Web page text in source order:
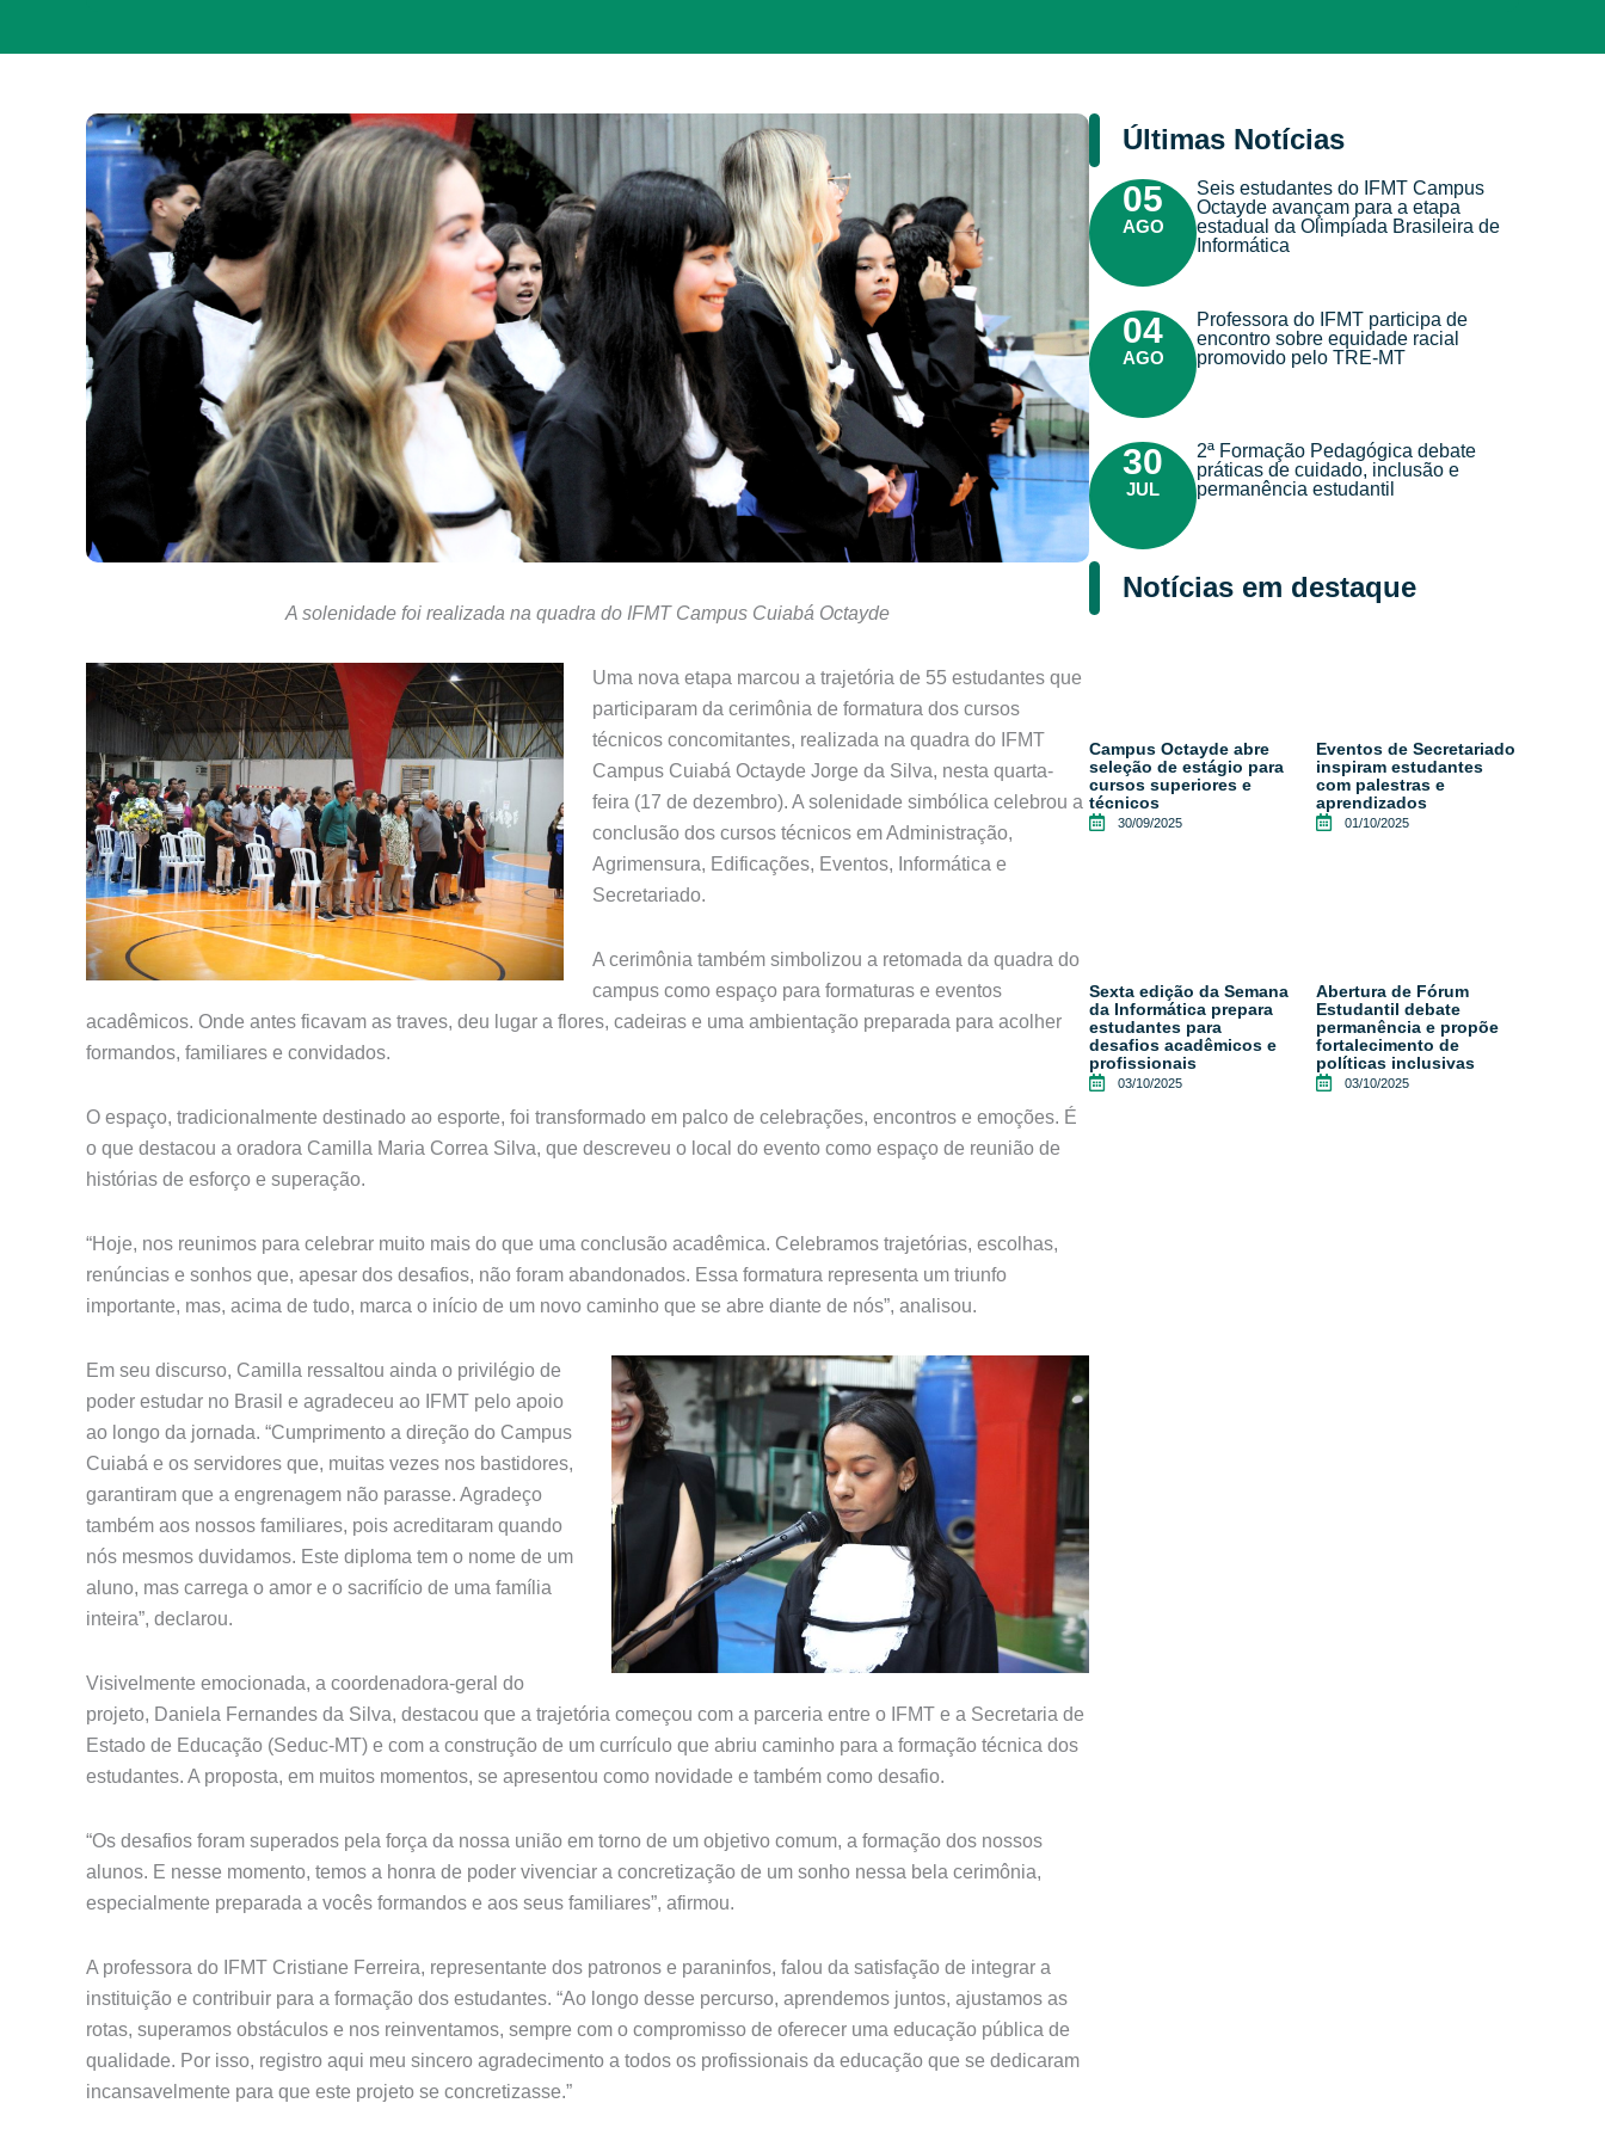
A solenidade foi realizada na quadra do IFMT Campus Cuiabá Octayde
Uma nova etapa marcou a trajetória de 55 estudantes que
participaram da cerimônia de formatura dos cursos
técnicos concomitantes, realizada na quadra do IFMT
Campus Cuiabá Octayde Jorge da Silva, nesta quarta-
feira (17 de dezembro). A solenidade simbólica celebrou a
conclusão dos cursos técnicos em Administração,
Agrimensura, Edificações, Eventos, Informática e
Secretariado.
A cerimônia também simbolizou a retomada da quadra do
campus como espaço para formaturas e eventos
acadêmicos. Onde antes ficavam as traves, deu lugar a flores, cadeiras e uma ambientação preparada para acolher
formandos, familiares e convidados.
O espaço, tradicionalmente destinado ao esporte, foi transformado em palco de celebrações, encontros e emoções. É
o que destacou a oradora Camilla Maria Correa Silva, que descreveu o local do evento como espaço de reunião de
histórias de esforço e superação.
“Hoje, nos reunimos para celebrar muito mais do que uma conclusão acadêmica. Celebramos trajetórias, escolhas,
renúncias e sonhos que, apesar dos desafios, não foram abandonados. Essa formatura representa um triunfo
importante, mas, acima de tudo, marca o início de um novo caminho que se abre diante de nós”, analisou.
Em seu discurso, Camilla ressaltou ainda o privilégio de
poder estudar no Brasil e agradeceu ao IFMT pelo apoio
ao longo da jornada. “Cumprimento a direção do Campus
Cuiabá e os servidores que, muitas vezes nos bastidores,
garantiram que a engrenagem não parasse. Agradeço
também aos nossos familiares, pois acreditaram quando
nós mesmos duvidamos. Este diploma tem o nome de um
aluno, mas carrega o amor e o sacrifício de uma família
inteira”, declarou.
Visivelmente emocionada, a coordenadora-geral do
projeto, Daniela Fernandes da Silva, destacou que a trajetória começou com a parceria entre o IFMT e a Secretaria de
Estado de Educação (Seduc-MT) e com a construção de um currículo que abriu caminho para a formação técnica dos
estudantes. A proposta, em muitos momentos, se apresentou como novidade e também como desafio.
“Os desafios foram superados pela força da nossa união em torno de um objetivo comum, a formação dos nossos
alunos. E nesse momento, temos a honra de poder vivenciar a concretização de um sonho nessa bela cerimônia,
especialmente preparada a vocês formandos e aos seus familiares”, afirmou.
A professora do IFMT Cristiane Ferreira, representante dos patronos e paraninfos, falou da satisfação de integrar a
instituição e contribuir para a formação dos estudantes. “Ao longo desse percurso, aprendemos juntos, ajustamos as
rotas, superamos obstáculos e nos reinventamos, sempre com o compromisso de oferecer uma educação pública de
qualidade. Por isso, registro aqui meu sincero agradecimento a todos os profissionais da educação que se dedicaram
incansavelmente para que este projeto se concretizasse.”
Últimas Notícias
05
AGO
Seis estudantes do IFMT Campus
Octayde avançam para a etapa
estadual da Olimpíada Brasileira de
Informática
04
AGO
Professora do IFMT participa de
encontro sobre equidade racial
promovido pelo TRE-MT
30
JUL
2ª Formação Pedagógica debate
práticas de cuidado, inclusão e
permanência estudantil
Notícias em destaque
Campus Octayde abre
seleção de estágio para
cursos superiores e
técnicos
30/09/2025
Eventos de Secretariado
inspiram estudantes
com palestras e
aprendizados
01/10/2025
Sexta edição da Semana
da Informática prepara
estudantes para
desafios acadêmicos e
profissionais
03/10/2025
Abertura de Fórum
Estudantil debate
permanência e propõe
fortalecimento de
políticas inclusivas
03/10/2025